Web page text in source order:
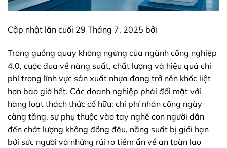
Cập nhật lần cuối 29 Tháng 7, 2025 bởi
Trong guồng quay không ngừng của ngành công nghiệp
4.0, cuộc đua về năng suất, chất lượng và hiệu quả chi
phí trong lĩnh vực sản xuất nhựa đang trở nên khốc liệt
hơn bao giờ hết. Các doanh nghiệp phải đối mặt với
hàng loạt thách thức cố hữu: chi phí nhân công ngày
càng tăng, sự phụ thuộc vào tay nghề con người dẫn
đến chất lượng không đồng đều, năng suất bị giới hạn
bởi sức người và những rủi ro tiềm ẩn về an toàn lao